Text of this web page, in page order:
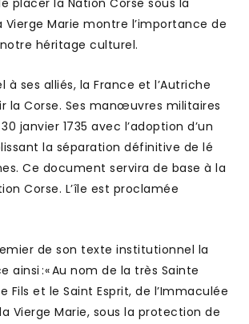
placer la Nation Corse sous la
Marie montre l’importance de
héritage culturel.
à ses alliés, la France et l’Autriche
la Corse. Ses manœuvres militaires
janvier 1735 avec l’adoption d’un
la séparation définitive de lé
Ce document servira de base à la
Corse. L’île est proclamée
de son texte institutionnel la
ainsi :« Au nom de la très Sainte
Fils et le Saint Esprit, de l’Immaculée
Vierge Marie, sous la protection de